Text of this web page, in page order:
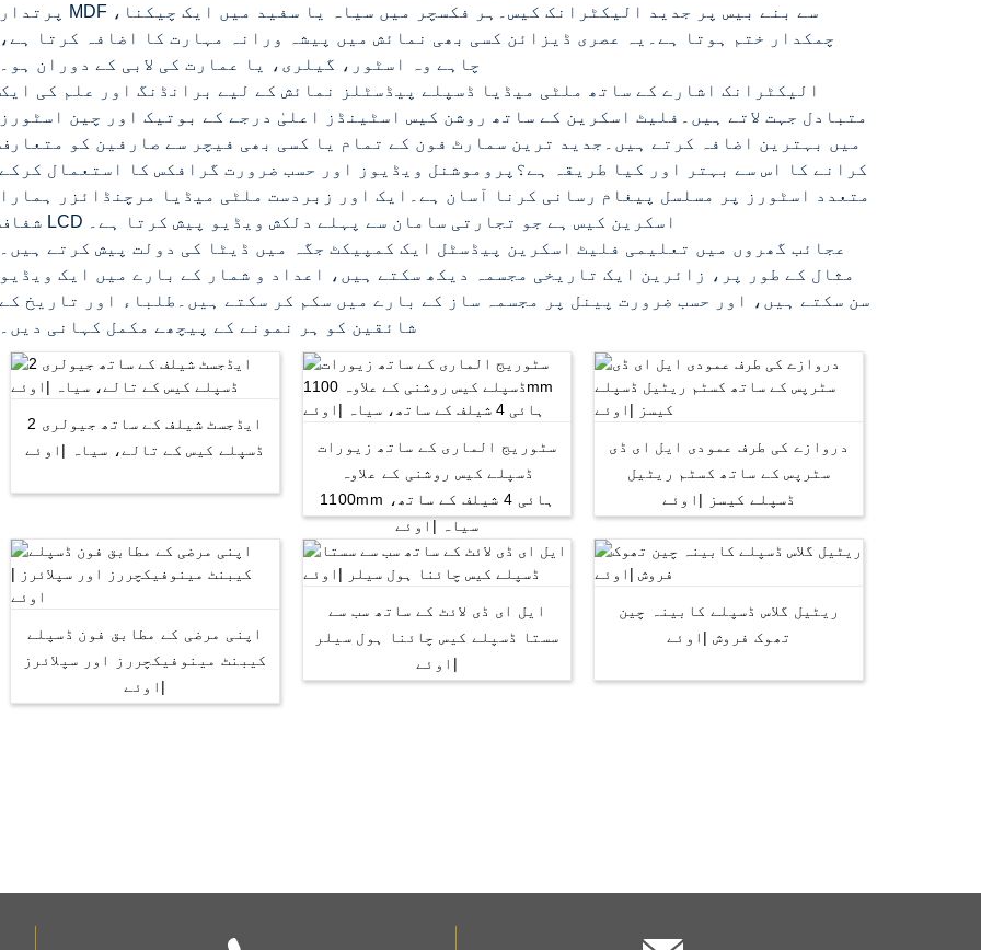
پرتدار MDF سے بنے بیس پر جدید الیکٹرانک کیس۔ہر فکسچر میں سیاہ یا سفید میں ایک چیکنا،
چمکدار ختم ہوتا ہے۔یہ عصری ڈیزائن کسی بھی نمائش میں پیشہ ورانہ مہارت کا اضافہ کرتا ہے،
چاہے وہ اسٹور، گیلری، یا عمارت کی لابی کے دوران ہو۔
الیکٹرانک اشارے کے ساتھ ملٹی میڈیا ڈسپلے پیڈسٹلز نمائش کے لیے برانڈنگ اور علم کی ایک
متبادل جہت لاتے ہیں۔فلیٹ اسکرین کے ساتھ روشن کیس اسٹینڈز اعلیٰ درجے کے بوتیک اور چین اسٹورز
میں بہترین اضافہ کرتے ہیں۔جدید ترین سمارٹ فون کے تمام یا کسی بھی فیچر سے صارفین کو متعارف
کرانے کا اس سے بہتر اور کیا طریقہ ہے؟پروموشنل ویڈیوز اور حسب ضرورت گرافکس کا استعمال کرکے
متعدد اسٹورز پر مسلسل پیغام رسانی کرنا آسان ہے۔ایک اور زبردست ملٹی میڈیا مرچنڈائزر ہمارا
شفاف LCD اسکرین کیس ہے جو تجارتی سامان سے پہلے دلکش ویڈیو پیش کرتا ہے۔
عجائب گھروں میں تعلیمی فلیٹ اسکرین پیڈسٹل ایک کمپیکٹ جگہ میں ڈیٹا کی دولت پیش کرتے ہیں۔
مثال کے طور پر، زائرین ایک تاریخی مجسمہ دیکھ سکتے ہیں، اعداد و شمار کے بارے میں ایک ویڈیو
سن سکتے ہیں، اور حسب ضرورت پینل پر مجسمہ ساز کے بارے میں سکم کر سکتے ہیں۔طلباء اور تاریخ کے
شائقین کو ہر نمونے کے پیچھے مکمل کہانی دیں۔
2 ایڈجسٹ شیلف کے ساتھ جیولری
ڈسپلے کیس کے تالے، سیاہ |اوئے
سٹوریج الماری کے ساتھ زیورات
ڈسپلے کیس روشنی کے علاوہ
1100mm ہائی 4 شیلف کے ساتھ،
سیاہ |اوئے
دروازے کی طرف عمودی ایل ای ڈی
سٹرپس کے ساتھ کسٹم ریٹیل
ڈسپلے کیسز |اوئے
اپنی مرضی کے مطابق فون ڈسپلے
کیبنٹ مینوفیکچررز اور سپلائرز
|اوئے
ایل ای ڈی لائٹ کے ساتھ سب سے
سستا ڈسپلے کیس چائنا ہول سیلر
|اوئے
ریٹیل گلاس ڈسپلے کابینہ چین
تھوک فروش |اوئے